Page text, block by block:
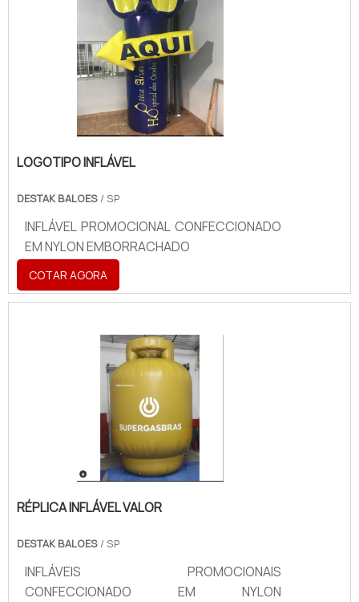
LOGOTIPO INFLÁVEL
DESTAK BALOES / SP
INFLÁVEL PROMOCIONAL CONFECCIONADO
EM NYLON EMBORRACHADO
COTAR AGORA
RÉPLICA INFLÁVEL VALOR
DESTAK BALOES / SP
INFLÁVEIS PROMOCIONAIS
CONFECCIONADO EM NYLON